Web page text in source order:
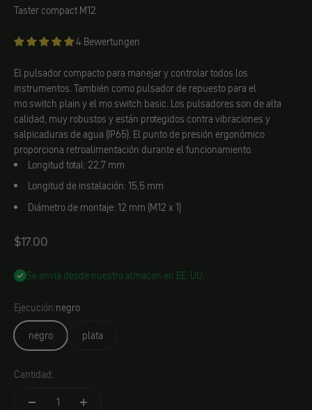
motogadget
Taster compact M12
4 Bewertungen
El pulsador compacto para manejar y controlar todos los
instrumentos. También como pulsador de repuesto para el
mo.switch plain y el mo.switch basic. Los pulsadores son de alta
calidad, muy robustos y están protegidos contra vibraciones y
salpicaduras de agua (IP65). El punto de presión ergonómico
proporciona retroalimentación durante el funcionamiento.
Longitud total: 22,7 mm
Longitud de instalación: 15,5 mm
Diámetro de montaje: 12 mm (M12 x 1)
Angebot
$17.00
Se envía desde nuestro almacén en EE. UU.
Ejecución:negro
negro
plata
Cantidad: